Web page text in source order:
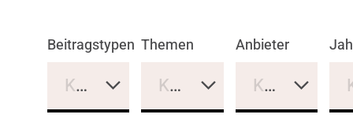
Beitragstypen
Keine Auswahl
Themen
Keine Auswahl
Anbieter
Keine